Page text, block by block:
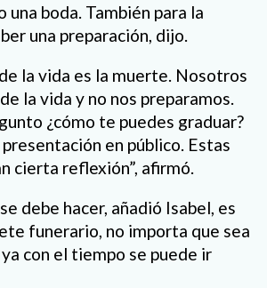
una boda. También para la
una preparación, dijo.
la vida es la muerte. Nosotros
la vida y no nos preparamos.
¿cómo te puedes graduar?
en público. Estas
cierta reflexión”, afirmó.
debe hacer, añadió Isabel, es
funerario, no importa que sea
con el tiempo se puede ir